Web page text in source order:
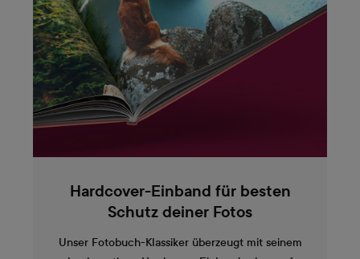
Hardcover-Einband für besten
Schutz deiner Fotos
Unser Fotobuch-Klassiker überzeugt mit seinem